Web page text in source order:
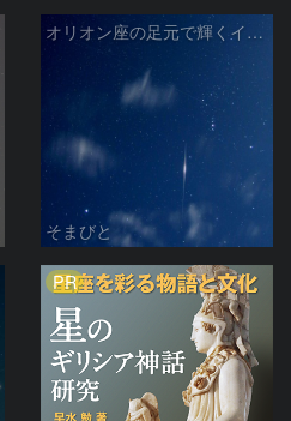
オリオン座の足元で輝くイリジウムフレア
そまびと
PR